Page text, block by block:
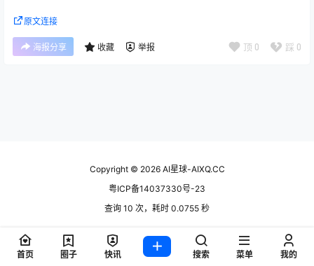
原文连接
海报分享 收藏 举报 顶 0 踩 0
Copyright © 2026AI星球-AIXQ.CC
粤ICP备14037330号-23
查询 10 次，耗时 0.0755 秒
首页 圈子 快讯 搜索 菜单 我的